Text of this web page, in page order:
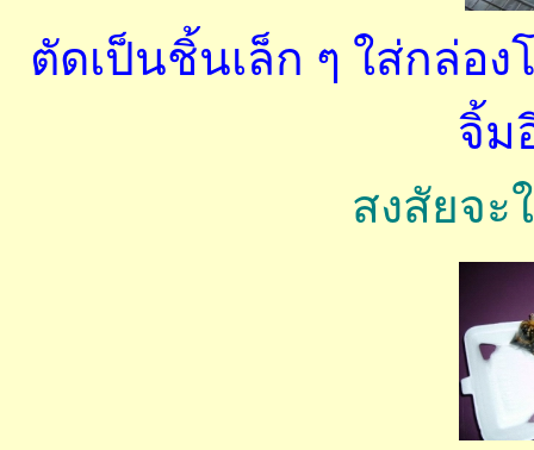
ตัดเป็นชิ้นเล็ก ๆ ใส่กล่อ
จิ้ม
สงสัยจะ